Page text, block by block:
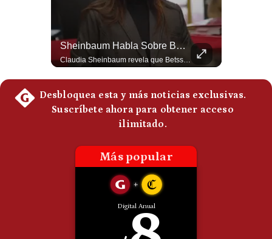
Frecuentes
Sheinbaum Habla Sobre Betssy Chávez Y Las Relaciones Con Perú | Gestión Mundo
Claudia Sheinbaum revela que Betssy Chávez, exfuncionaria de Perú, llegará a México como parte de los nuevos acuerdos diplomáticos para restablecer las relaciones entre México y Perú. ¿Qué opinas de este acuerdo entre la Cancillería mexicana y el gobierno peruano? Déjalo en los comentarios. #Sheinbaum #BetssyChavez #MexicoPeru #NoticiasMexico #Politica #Shorts 👉 Suscríbete y activa la campana para no perderte nuestro análisis diario. 🌎 Síguenos en nuestras redes sociales: 📌 Web oficial: https://gestion.pe/mundo/ 📌 LinkedIn: http://bit.ly/3HYIET0 📌 X (Twitter): http://bit.ly/4noZtX9 📌 TikTok: http://bit.ly/4evB6TO